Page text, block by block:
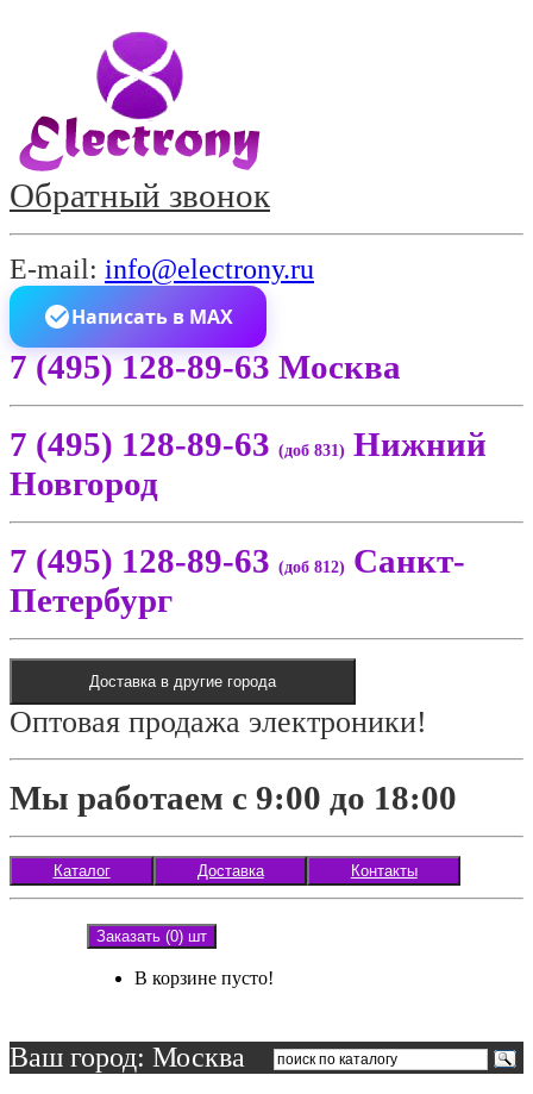
Обратный звонок
E-mail: info@electrony.ru
Написать в MAX
7 (495) 128-89-63 Москва
7 (495) 128-89-63 (доб 831) Нижний
Новгород
7 (495) 128-89-63 (доб 812) Санкт-
Петербург
Доставка в другие города
Оптовая продажа электроники!
Мы работаем с 9:00 до 18:00
Каталог Доставка Контакты
Заказать (0) шт
В корзине пусто!
Ваш город: Москва